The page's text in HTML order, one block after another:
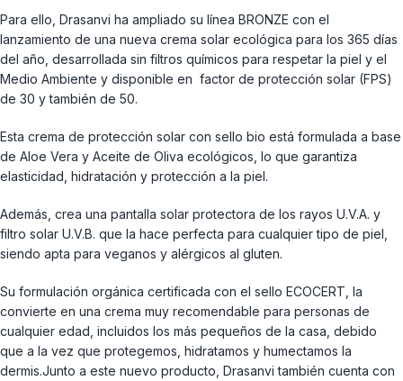
Para ello, Drasanvi ha ampliado su línea BRONZE con el
lanzamiento de una nueva crema solar ecológica para los 365 días
del año, desarrollada sin filtros químicos para respetar la piel y el
Medio Ambiente y disponible en factor de protección solar (FPS)
de 30 y también de 50.
Esta crema de protección solar con sello bio está formulada a base
de Aloe Vera y Aceite de Oliva ecológicos, lo que garantiza
elasticidad, hidratación y protección a la piel.
Además, crea una pantalla solar protectora de los rayos U.V.A. y
filtro solar U.V.B. que la hace perfecta para cualquier tipo de piel,
siendo apta para veganos y alérgicos al gluten.
Su formulación orgánica certificada con el sello ECOCERT, la
convierte en una crema muy recomendable para personas de
cualquier edad, incluidos los más pequeños de la casa, debido
que a la vez que protegemos, hidratamos y humectamos la
dermis.Junto a este nuevo producto, Drasanvi también cuenta con